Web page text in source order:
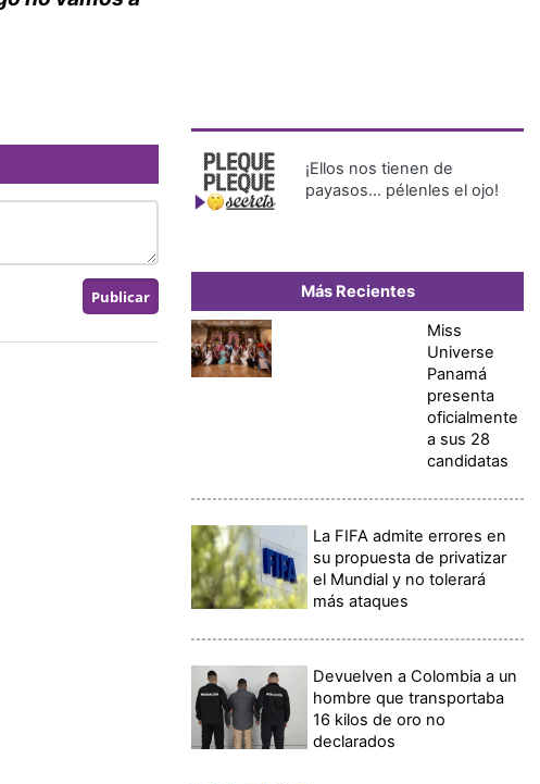
¡Ellos nos tienen de
payasos… pélenles el ojo!
Más Recientes
Miss
Universe
Panamá
presenta
oficialmente
a sus 28
candidatas
La FIFA admite errores en
su propuesta de privatizar
el Mundial y no tolerará
más ataques
Devuelven a Colombia a un
hombre que transportaba
16 kilos de oro no
declarados